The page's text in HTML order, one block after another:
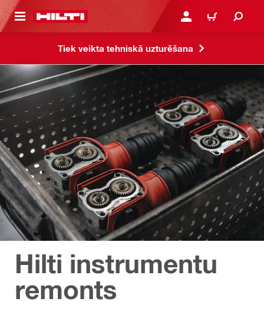
SATURU PIESLĒGTIES VAI
IEPIRKŠANĀS
Tiek veikta tehniskā uzturēšana
Hilti instrumentu
remonts